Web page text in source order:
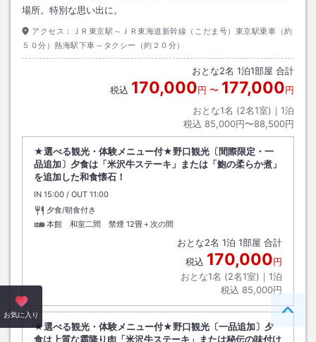
場所。特別な思い出に。
アクセス：
ＪＲ東京駅～ＪＲ東海道新幹線（こだま号）東京駅乗車（約
５０分）熱海駅下車～タクシー（約２０分）
おとな2名 1泊1部屋 合計
税込 170,000円 〜 177,000円
おとな1名 (2名1室)｜ 1泊
税込 85,000円〜88,500円
★選べる観光・体験メニュー付★野口観光〔間際限定・一
品追加〕夕食は「米沢牛ステーキ」または「鮑の柔らか煮」
を追加した和食懐石！
IN チェックイン
15:00 / OUT チェックアウト
11:00
夕食/朝食付き
本館 和室二間 禁煙 12畳＋次の間
おとな2名 1泊 1部屋 合計
税込 170,000円
おとな1名 (2名1室)｜ 1泊
税込 85,000円
★選べる観光・体験メニュー付★野口観光〔一品追加〕夕
食は上質な霜降り肉「米沢牛ステーキ」または秘伝の味付け
お気に入り ペー